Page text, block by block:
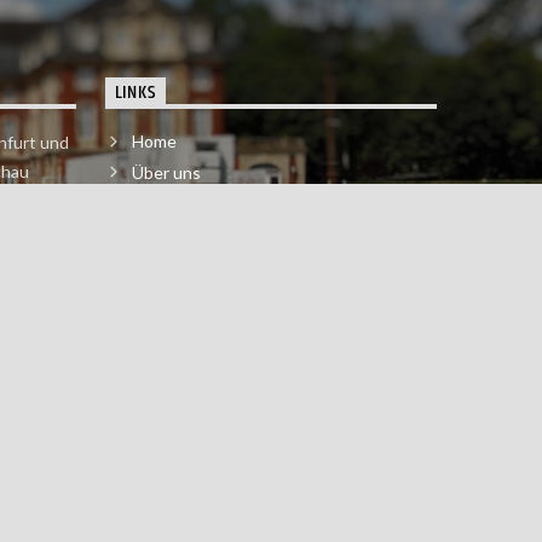
und
LINKS
Home
Über uns